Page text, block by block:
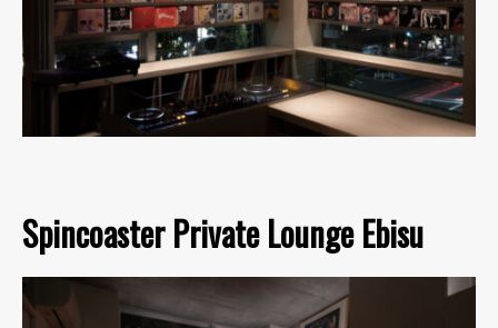
Spincoaster Private Lounge Ebisu